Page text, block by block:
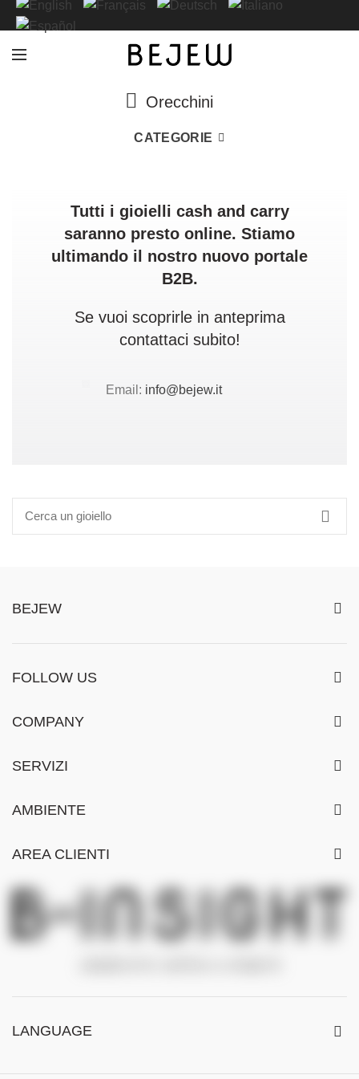
Orecchini
CATEGORIE
Tutti i gioielli cash and carry
saranno presto online. Stiamo
ultimando il nostro nuovo portale
B2B.
Se vuoi scoprirle in anteprima
contattaci subito!
Email: info@bejew.it
BEJEW
FOLLOW US
COMPANY
SERVIZI
AMBIENTE
AREA CLIENTI
LANGUAGE